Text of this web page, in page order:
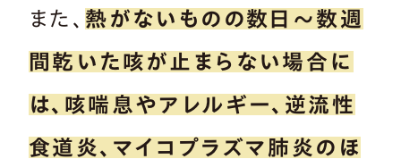
また、 熱がないものの数日～数週
間乾いた咳が止まらない場合に
は、咳喘息やアレルギー、逆流性
食道炎、マイコプラズマ肺炎のほ